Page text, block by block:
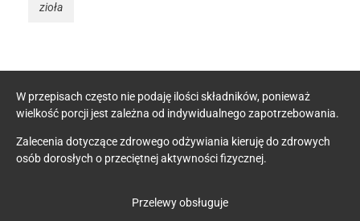
zioła
W przepisach często nie podaję ilości składników, ponieważ
wielkość porcji jest zależna od indywidualnego zapotrzebowania.
Zalecenia dotyczące zdrowego odżywiania kieruję do zdrowych
osób dorosłych o przeciętnej aktywności fizycznej.
Przelewy obsługuje